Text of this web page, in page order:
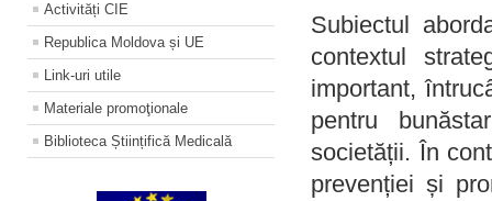
Activități CIE
Republica Moldova și UE
Link-uri utile
Materiale promoţionale
Biblioteca Științifică Medicală
Subiectul
contextul
important,
pentru
societății. În
prevenției și